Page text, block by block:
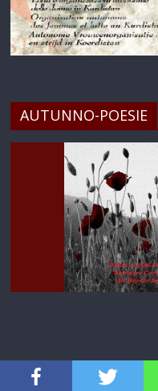
AUTUNNO-POESIE